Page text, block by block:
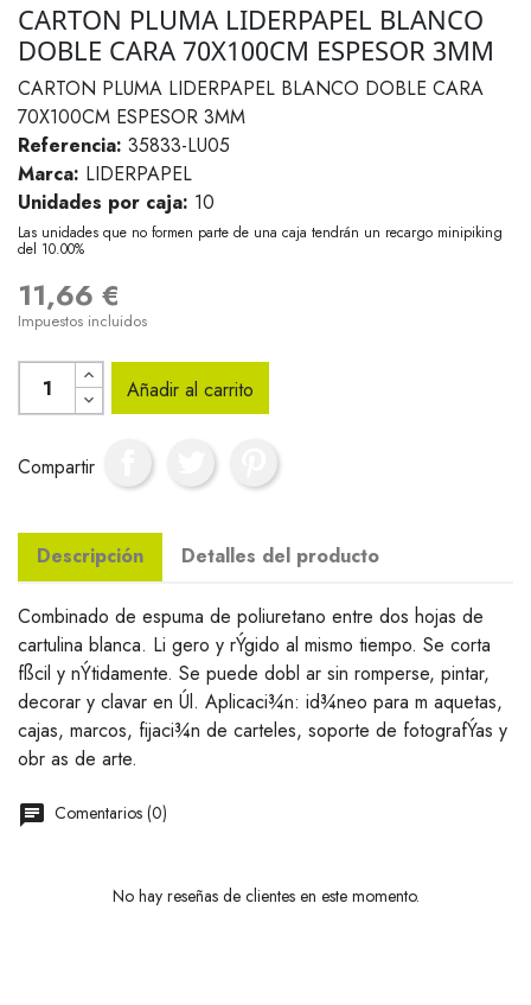
CARTON PLUMA LIDERPAPEL BLANCO
DOBLE CARA 70X100CM ESPESOR 3MM
CARTON PLUMA LIDERPAPEL BLANCO DOBLE CARA
70X100CM ESPESOR 3MM
Referencia: 35833-LU05
Marca: LIDERPAPEL
Unidades por caja: 10
Las unidades que no formen parte de una caja tendrán un recargo minipiking
del 10.00%
11,66 €
Impuestos incluidos
Añadir al carrito
Compartir
Descripción Detalles del producto
Combinado de espuma de poliuretano entre dos hojas de
cartulina blanca. Li gero y rÝgido al mismo tiempo. Se corta
fßcil y nÝtidamente. Se puede dobl ar sin romperse, pintar,
decorar y clavar en Úl. Aplicaci¾n: id¾neo para m aquetas,
cajas, marcos, fijaci¾n de carteles, soporte de fotografÝas y
obr as de arte.
Comentarios (0)
No hay reseñas de clientes en este momento.